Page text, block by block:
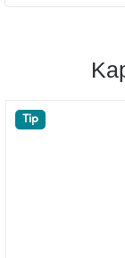
Szezonális
Bohém
Tip